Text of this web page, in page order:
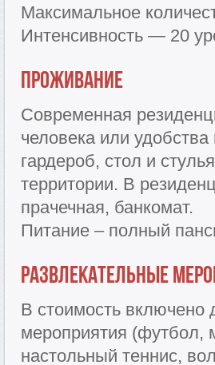
Максимальное
Интенсивность — 20
Проживание
Современная
человека или
гардероб, стол и
территории. В
прачечная, банкомат.
Питание – полный
Развлекательные
В стоимость включено
мероприятия (футбол,
настольный теннис,